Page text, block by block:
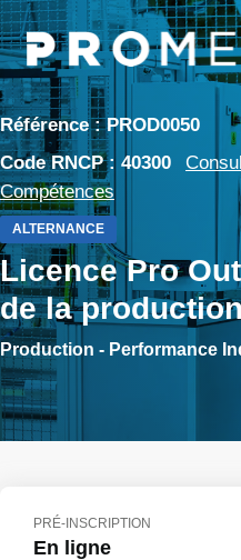
Aller
au
contenu
principal
Référence : PROD0050
Code RNCP : 40300
Compétences
ALTERNANCE
Licence Pro
de la
Production - Performance
PRÉ-INSCRIPTION
En ligne
Panneau de gestion des